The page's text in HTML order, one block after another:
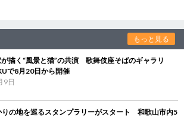
もっと見る
描く“風景と猫”の共演 歌舞伎座そばのギャラリ
で8月20日から開催
9日
りの地を巡るスタンプラリーがスタート 和歌山市内5